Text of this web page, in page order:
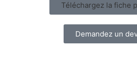
Téléchargez la fiche
Demandez un